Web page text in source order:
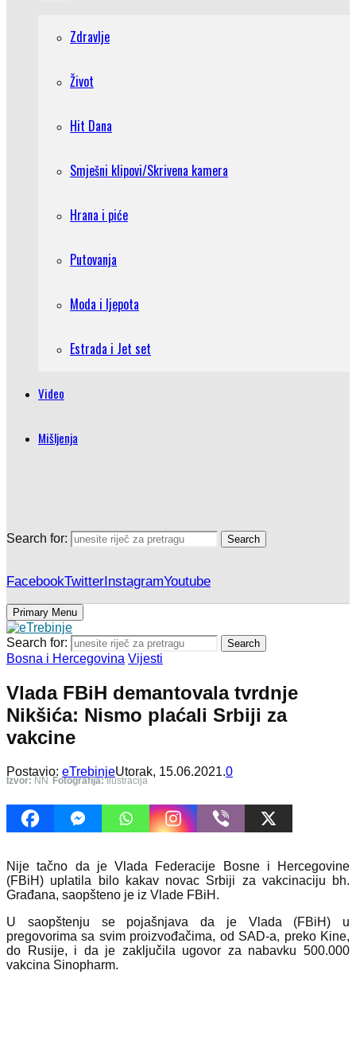
Zdravlje
Život
Hit Dana
Smješni klipovi/Skrivena kamera
Hrana i piće
Putovanja
Moda i ljepota
Estrada i Jet set
Video
Mišljenja
Search for: Search
FacebookTwitterInstagramYoutube
Primary Menu
Search for: Search
Bosna i Hercegovina Vijesti
Vlada FBiH demantovala tvrdnje
Nikšića: Nismo plaćali Srbiji za
vakcine
Postavio: eTrebinjeUtorak, 15.06.2021.0
Izvor: NN Fotografija:Ilustracija
Nije tačno da je Vlada Federacije Bosne i Hercegovine
(FBiH) uplatila bilo kakav novac Srbiji za vakcinaciju bh.
Građana, saopšteno je iz Vlade FBiH.
U saopštenju se pojašnjava da je Vlada (FBiH) u
pregovorima sa svim proizvođačima, od SAD-a, preko Kine,
do Rusije, i da je zaključila ugovor za nabavku 500.000
vakcina Sinopharm.